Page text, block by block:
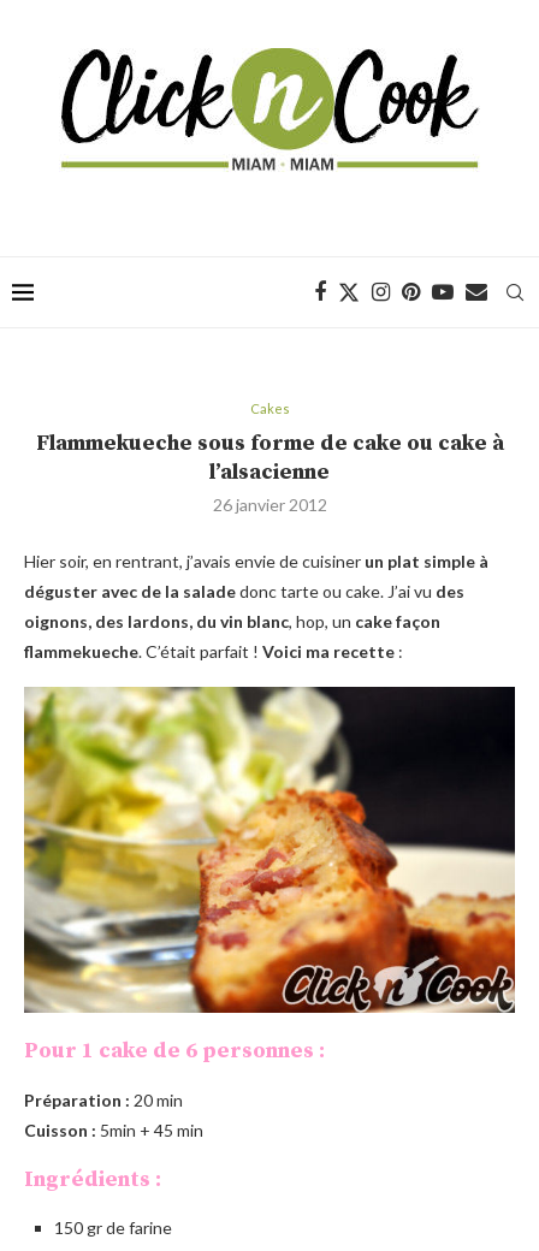
Cakes
Flammekueche sous forme de cake ou cake à
l’alsacienne
26 janvier 2012
Hier soir, en rentrant, j’avais envie de cuisiner un plat simple à
déguster avec de la saladedonc tarte ou cake. J’ai vu des
oignons, des lardons, du vin blanc, hop, un cake façon
flammekueche. C’était parfait ! Voici ma recette :
Pour 1 cake de 6 personnes :
Préparation : 20 min
Cuisson : 5min + 45 min
Ingrédients :
150 gr de farine